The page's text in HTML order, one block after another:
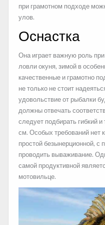
при грамотном подходе
улов.
Оснастка
Она играет важную роль
ловли окуня, зимой в
качественные и грамотно
не только не стоит
удовольствие от рыбалки
должны отвечать
следует подбирать гибкий
см. Особых требований нет
простой безынерционной,
проводить вываживание.
самой продуктивной
мотовильце.